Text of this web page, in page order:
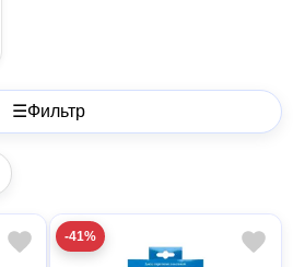
☰Фильтр
-41%